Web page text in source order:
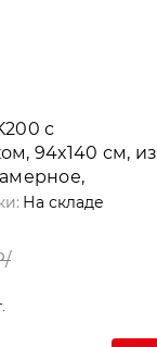
с
94х140 см, из
Roto
На складе